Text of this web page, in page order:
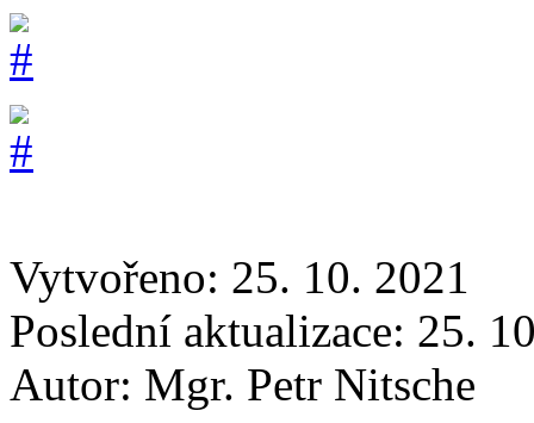
Vytvořeno: 25. 10. 2021
Poslední aktualizace: 25.
Autor: Mgr. Petr Nitsche